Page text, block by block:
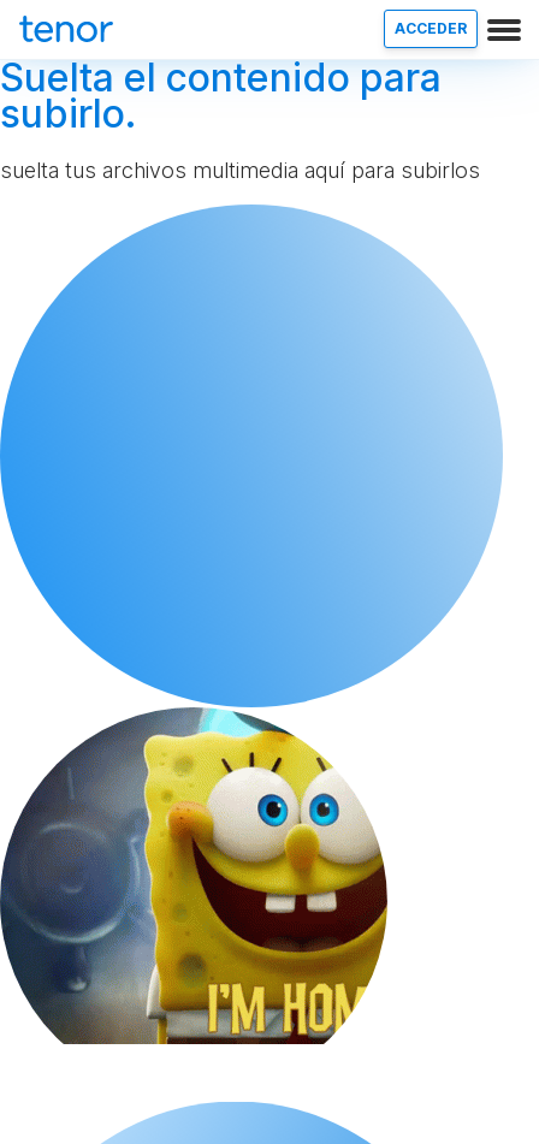
ACCEDER
Suelta el contenido para
subirlo.
suelta tus archivos multimedia aquí para subirlos